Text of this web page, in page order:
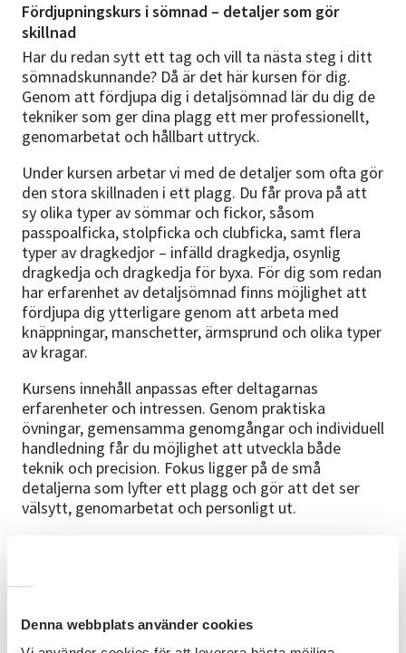
Denna webbplats använder cookies
Fördjupningskurs i sömnad – detaljer som gör
skillnad
Har du redan sytt ett tag och vill ta nästa steg i ditt
sömnadskunnande? Då är det här kursen för dig.
Genom att fördjupa dig i detaljsömnad lär du dig de
tekniker som ger dina plagg ett mer professionellt,
genomarbetat och hållbart uttryck.
Under kursen arbetar vi med de detaljer som ofta gör
den stora skillnaden i ett plagg. Du får prova på att
sy olika typer av sömmar och fickor, såsom
passpoalficka, stolpficka och clubficka, samt flera
typer av dragkedjor – infälld dragkedja, osynlig
dragkedja och dragkedja för byxa. För dig som redan
har erfarenhet av detaljsömnad finns möjlighet att
fördjupa dig ytterligare genom att arbeta med
knäppningar, manschetter, ärmsprund och olika typer
av kragar.
Kursens innehåll anpassas efter deltagarnas
erfarenheter och intressen. Genom praktiska
övningar, gemensamma genomgångar och individuell
handledning får du möjlighet att utveckla både
teknik och precision. Fokus ligger på de små
detaljerna som lyfter ett plagg och gör att det ser
välsytt, genomarbetat och personligt ut.
och vill fördjupa dina kunskaper inom detaljsömnad